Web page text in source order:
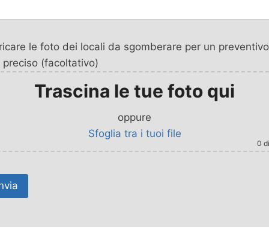
le foto dei locali da sgomberare per un preventivo
preciso (facoltativo)
Trascina le tue foto qui
oppure
Sfoglia tra i tuoi file
0